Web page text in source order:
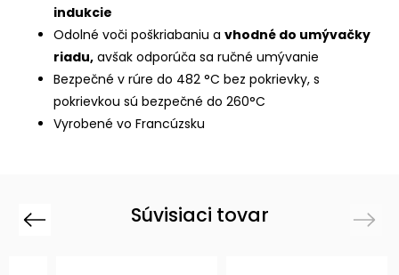
indukcie
Odolné voči poškriabaniu a vhodné do umývačky
riadu, avšak odporúča sa ručné umývanie
Bezpečné v rúre do 482 °C bez pokrievky, s
pokrievkou sú bezpečné do 260°C
Vyrobené vo Francúzsku
Súvisiaci tovar
Previous Next